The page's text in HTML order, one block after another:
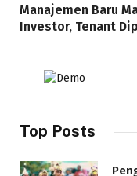
Manajemen Baru
Investor, Tenant
Top Posts